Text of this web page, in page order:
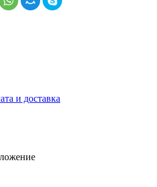
и доставка